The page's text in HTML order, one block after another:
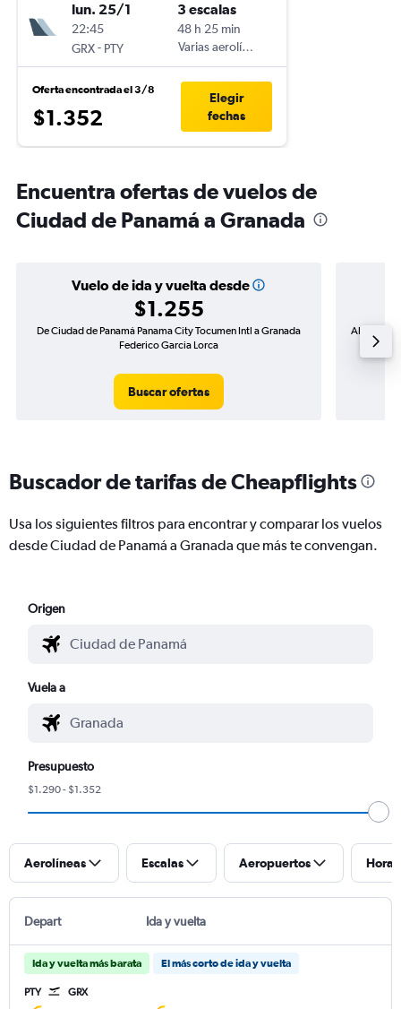
lun. 25/1
22:45
GRX- PTY
3 escalas
48 h 25 min
Varias aerolíneas
Oferta encontrada el 3/8
$1.352
Elegir
fechas
Encuentra ofertas de vuelos de
Ciudad de Panamá a Granada
Vuelo de ida y vuelta desde
$1.255
De Ciudad de Panamá Panama City Tocumen Intl a Granada
Federico Garcia Lorca
Buscar ofertas
Alta
Buscador de tarifas de Cheapflights
Usa los siguientes filtros para encontrar y comparar los vuelos
desde Ciudad de Panamá a Granada que más te convengan.
Origen
Vuela a
Presupuesto
$1.290 - $1.352
Aerolíneas Escalas Aeropuertos
Depart Ida y vuelta
Ida y vuelta más barata El más corto de ida y vuelta
PTY GRX